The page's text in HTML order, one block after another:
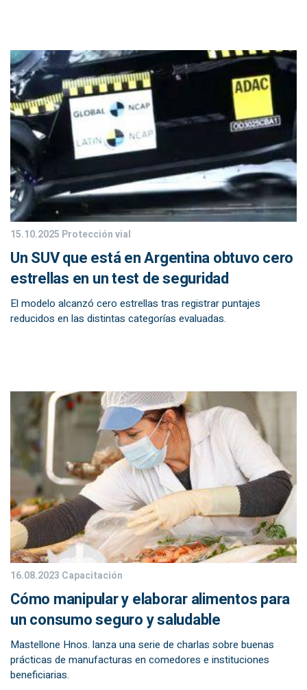
15.10.2025 Protección vial
Un SUV que está en Argentina obtuvo cero
estrellas en un test de seguridad
El modelo alcanzó cero estrellas tras registrar puntajes
reducidos en las distintas categorías evaluadas.
16.08.2023 Capacitación
Cómo manipular y elaborar alimentos para
un consumo seguro y saludable
Mastellone Hnos. lanza una serie de charlas sobre buenas
prácticas de manufacturas en comedores e instituciones
beneficiarias.